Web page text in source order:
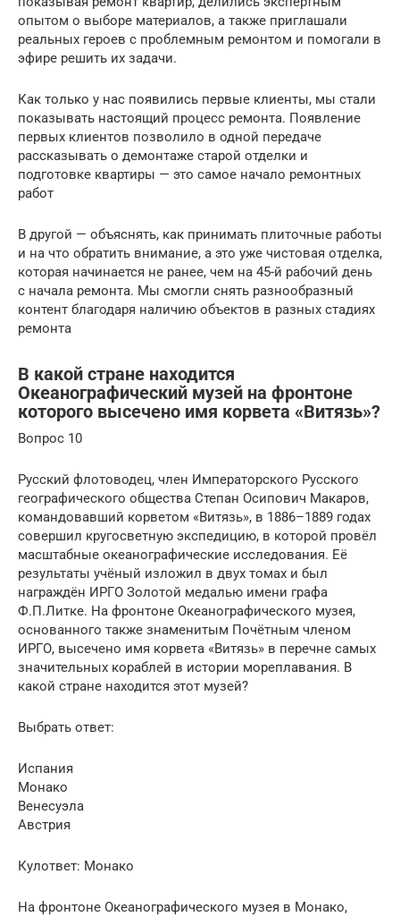
опытом о выборе материалов, а также приглашали
реальных героев с проблемным ремонтом и помогали в
эфире решить их задачи.
Как только у нас появились первые клиенты, мы стали
показывать настоящий процесс ремонта. Появление
первых клиентов позволило в одной передаче
рассказывать о демонтаже старой отделки и
подготовке квартиры — это самое начало ремонтных
работ
В другой — объяснять, как принимать плиточные работы
и на что обратить внимание, а это уже чистовая отделка,
которая начинается не ранее, чем на 45-й рабочий день
с начала ремонта. Мы смогли снять разнообразный
контент благодаря наличию объектов в разных стадиях
ремонта
В какой стране находится
Океанографический музей на фронтоне
которого высечено имя корвета «Витязь»?
Вопрос 10
Русский флотоводец, член Императорского Русского
географического общества Степан Осипович Макаров,
командовавший корветом «Витязь», в 1886–1889 годах
совершил кругосветную экспедицию, в которой провёл
масштабные океанографические исследования. Её
результаты учёный изложил в двух томах и был
награждён ИРГО Золотой медалью имени графа
Ф.П.Литке. На фронтоне Океанографического музея,
основанного также знаменитым Почётным членом
ИРГО, высечено имя корвета «Витязь» в перечне самых
значительных кораблей в истории мореплавания. В
какой стране находится этот музей?
Выбрать ответ:
Испания
Монако
Венесуэла
Австрия
Кулответ: Монако
На фронтоне Океанографического музея в Монако,